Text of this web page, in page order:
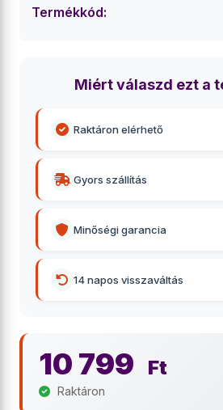
Termékkód:
Miért válaszd ezt a
Raktáron elérhető
Gyors szállítás
Minőségi garancia
14 napos visszaváltás
10 799 Ft
Raktáron